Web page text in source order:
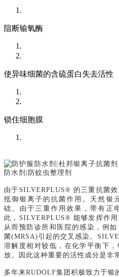
阻断输氧酶
使异味细菌的含硫蛋白失去活性
锁住细胞膜
由于 SILVERPLUS® 的三重抗菌
抵御银离子的抗菌作用。天然银
础。由于三重作用效果，带有正
此，SILVERPLUS® 能够发挥作
从而预防诊所和医院的感染，例
菌(MRSA)引起的交叉感染。
溶解度相对较低，在化学平衡下
放。因此这种重要的活性成分是非
多年来RUDOLF集团积极致力于银